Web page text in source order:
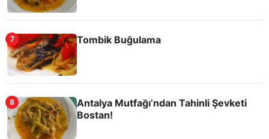
Girit Köftesi (Çöftezes)
7 Tombik Buğulama
8
Antalya Mutfağı’ndan Tahinli Şevketi
Bostan!